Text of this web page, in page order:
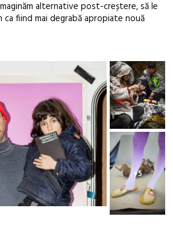
alternative post-creștere, să le
ca fiind mai degrabă apropiate nouă
+5